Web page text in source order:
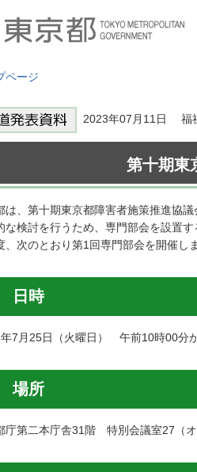
TOKYO METROPOLITAN
ページ
2023年07月11日 福
第十期東
は、第十期東京都障害者施策推進協
な検討を行うため、専門部会を設置す
、次のとおり第1回専門部会を開催し
日時
7月25日（火曜日） 午前10時00分
場所
庁第二本庁舎31階 特別会議室27（オ